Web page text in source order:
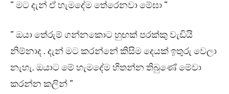
” මට දැන් ඒ හැමදේම තේරෙනවා මේඝා ”
” ඔයා තේරුම් ගන්නකොට හුඟක් පරක්කු වැඩියි
නිම්නාද . දැන් මට කරන්නේ කිසිම දෙයක් ඉතුරු වෙලා
නැහැ. ඔයාට මේ හැමදේම හිතන්න තිබුණේ මේවා
කරන්න කලින් ”